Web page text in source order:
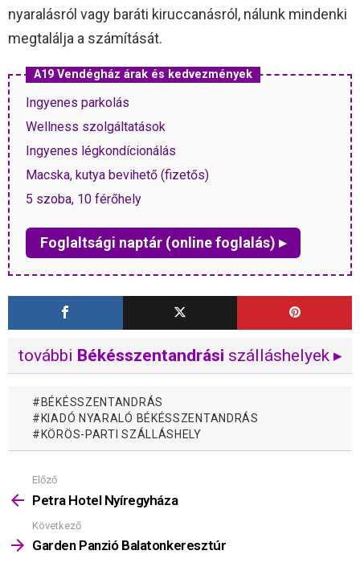
nyaralásról vagy baráti kiruccanásról, nálunk mindenki
megtalálja a számítását.
A19 Vendégház árak és kedvezmények
Ingyenes parkolás
Wellness szolgáltatások
Ingyenes légkondícionálás
Macska, kutya bevihető (fizetős)
5 szoba, 10 férőhely
Foglaltsági naptár (online foglalás) ▸
további Békésszentandrási szálláshelyek ▸
BÉKÉSSZENTANDRÁS
KIADÓ NYARALÓ BÉKÉSSZENTANDRÁS
KÖRÖS-PARTI SZÁLLÁSHELY
Mutass
többet
Előző
Petra Hotel Nyíregyháza
Következő
Garden Panzió Balatonkeresztúr